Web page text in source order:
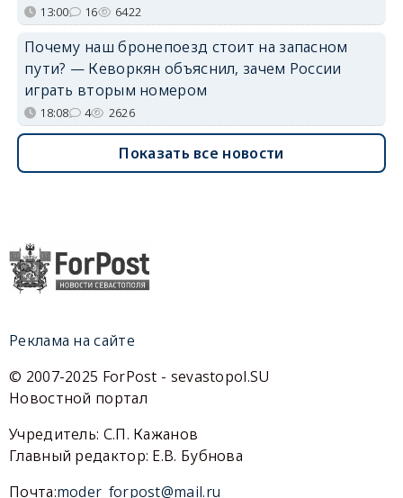
13:00 16 6422
Почему наш бронепоезд стоит на запасном
пути? — Кеворкян объяснил, зачем России
играть вторым номером
18:08 4 2626
Показать все новости
Реклама на сайте
© 2007-2025 ForPost - sevastopol.SU
Новостной портал
Учредитель: С.П. Кажанов
Главный редактор: Е.В. Бубнова
Почта:moder_forpost@mail.ru